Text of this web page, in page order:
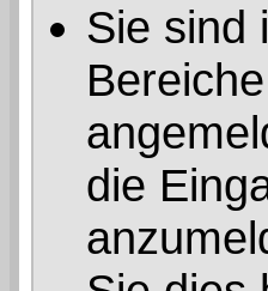
Sie sind
die